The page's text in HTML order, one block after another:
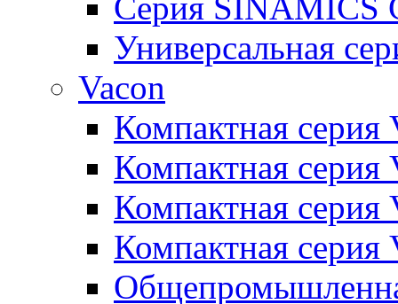
Универсальная
Vacon
Компактная серия
Компактная серия
Компактная
Компактная серия